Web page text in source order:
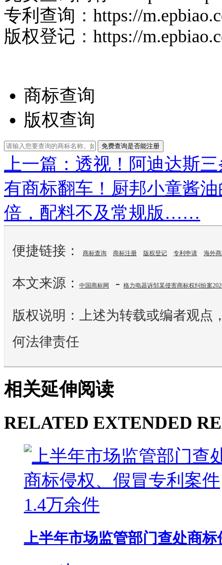
专利查询 ： https://
版权登记 ： https://
商标查询
版权查询
免费查询是否能注册
上一篇： ​透视！阿迪达斯
有商标翻车！厨邦小童酱
倍，配料不及常规版……
便捷链接： 商标查询 商标注册 版权登记 专利申请 海外
本文来源： 中国商标网 - 格力电器诉邹某侵害商标权纠纷案
版权说明：上述为转载或编者观点
何法律责任
相关延伸阅读
RELATED EXTENDED
上半年市场监管部门查处商